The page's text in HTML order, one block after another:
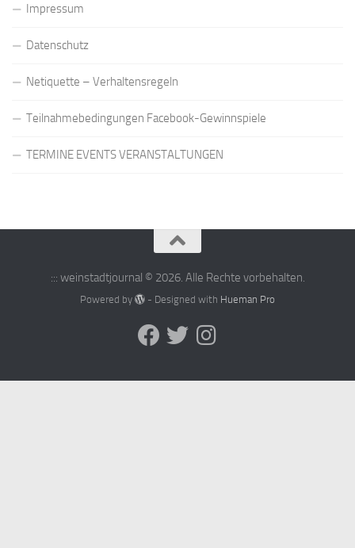
Impressum
Datenschutz
Netiquette – Verhaltensregeln
Teilnahmebedingungen Facebook-Gewinnspiele
TERMINE EVENTS VERANSTALTUNGEN
::: weinstadtjournal © 2026. Alle Rechte vorbehalten.
Powered by - Designed with Hueman Pro